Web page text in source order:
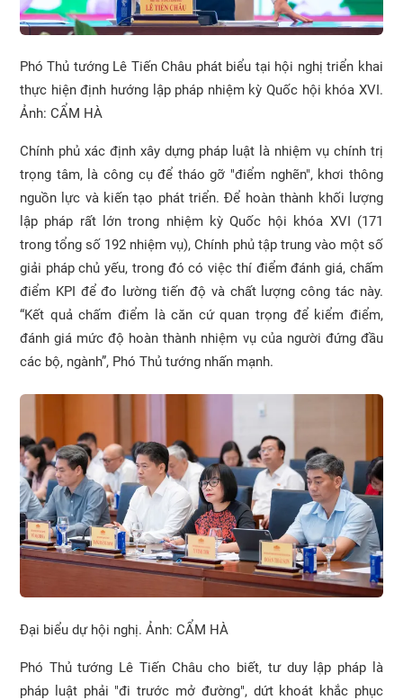
Phó Thủ tướng Lê Tiến Châu phát biểu tại hội nghị triển khai
thực hiện định hướng lập pháp nhiệm kỳ Quốc hội khóa XVI.
Ảnh: CẨM HÀ
Chính phủ xác định xây dựng pháp luật là nhiệm vụ chính trị
trọng tâm, là công cụ để tháo gỡ "điểm nghẽn", khơi thông
nguồn lực và kiến tạo phát triển. Để hoàn thành khối lượng
lập pháp rất lớn trong nhiệm kỳ Quốc hội khóa XVI (171
trong tổng số 192 nhiệm vụ), Chính phủ tập trung vào một số
giải pháp chủ yếu, trong đó có việc thí điểm đánh giá, chấm
điểm KPI để đo lường tiến độ và chất lượng công tác này.
“Kết quả chấm điểm là căn cứ quan trọng để kiểm điểm,
đánh giá mức độ hoàn thành nhiệm vụ của người đứng đầu
các bộ, ngành”, Phó Thủ tướng nhấn mạnh.
Đại biểu dự hội nghị. Ảnh: CẨM HÀ
Phó Thủ tướng Lê Tiến Châu cho biết, tư duy lập pháp là
pháp luật phải "đi trước mở đường", dứt khoát khắc phục